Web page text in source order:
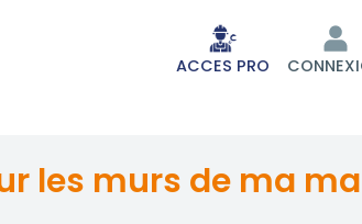
ACCES PRO